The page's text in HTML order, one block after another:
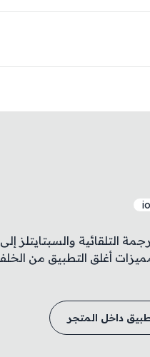
التلقائية والسبتايتلز
أغلق التطبيق من
داخل المتجر